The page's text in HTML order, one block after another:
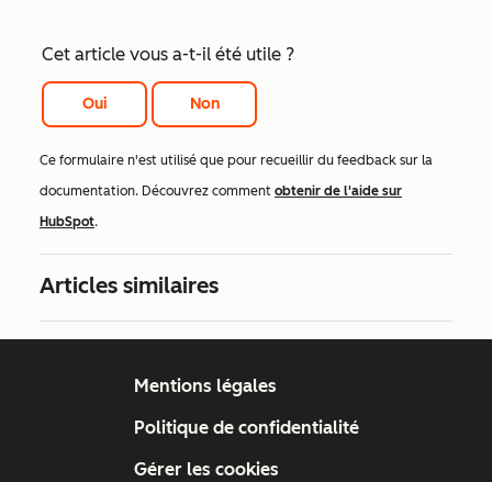
Cet article vous a-t-il été utile ?
Oui Non
Ce formulaire n'est utilisé que pour recueillir du feedback sur la
documentation. Découvrez comment obtenir de l'aide sur
HubSpot.
Articles similaires
Mentions légales
Politique de confidentialité
Gérer les cookies